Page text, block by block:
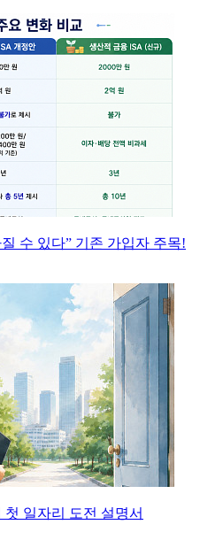
질 수 있다” 기존 가입자 주목!
첫 일자리 도전 설명서